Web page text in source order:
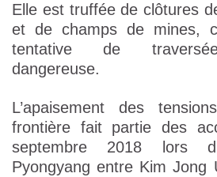
Elle est truffée de clôtures
et de champs de mines,
tentative de
dangereuse.
L’apaisement des
frontière fait partie des
septembre 2018 lors
Pyongyang entre Kim Jong